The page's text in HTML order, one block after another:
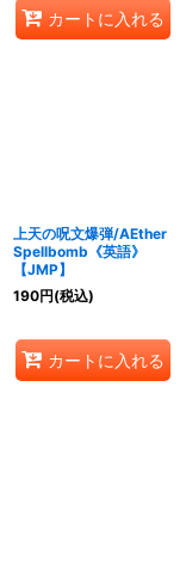
カートに入れる
上天の呪文爆弾/AEther
Spellbomb《英語》
【JMP】
190円(税込)
カートに入れる